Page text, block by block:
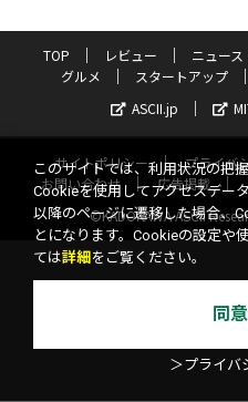
TOP レビュー ニュース
グルメ
スタートアップ
ASCII.jp
サイトポリシー プライバ
お問い合わせ
広告掲載
©KADOKAWA ASCII
このサイトでは、利用状況の把
Cookieを使用してアクセスデー
以降のページに遷移した場合、
とになります。Cookieの設定や
ては詳細 をご覧ください。
同
＞プライバ